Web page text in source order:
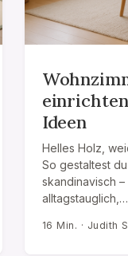
Ideen
Helles Holz,
So gestaltest
skandinavisch
alltagstauglich,…
16 Min. · Judith